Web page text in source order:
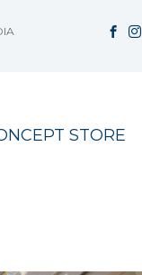
STORE